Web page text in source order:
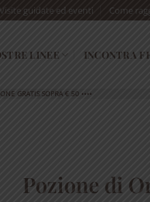
Visite guidate ed eventi Come
LINEE INCONTRA
GRATIS SOPRA € 50 ••••
Pozione di